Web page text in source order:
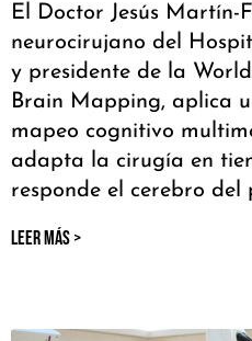
El Doctor Jesús Martín-
neurocirujano del
y presidente de la
Brain Mapping, aplica
mapeo cognitivo
adapta la cirugía en
responde el cerebro del
LEER MÁS >